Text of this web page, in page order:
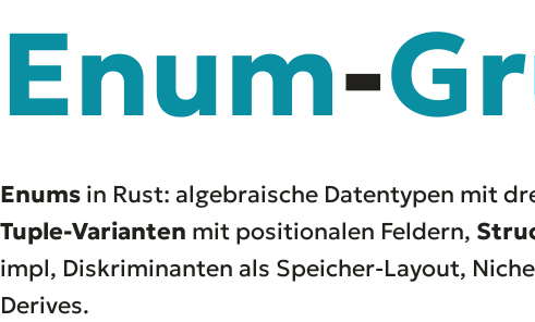
Start
04Leistungen
Docs
06Tools
07Welten
Enum-
Enums in Rust: algebraische Datentypen mit
Tuple-Varianten mit positionalen Feldern,
impl, Diskriminanten als Speicher-Layout,
Derives.